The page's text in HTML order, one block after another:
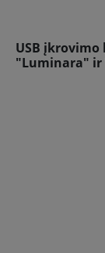
USB
"Luminara" ir